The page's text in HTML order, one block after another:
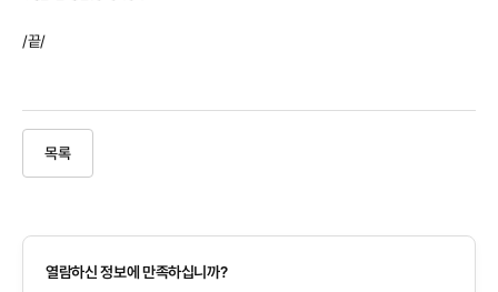
/끝/
목록
열람하신 정보에 만족하십니까?